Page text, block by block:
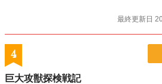
最終更新日
4
巨大攻獣探検戦記